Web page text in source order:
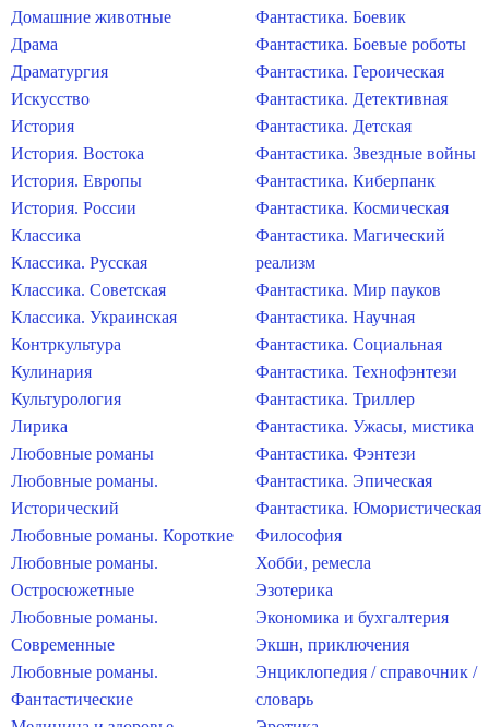
Домашние животные
Драма
Драматургия
Искусство
История
История. Востока
История. Европы
История. России
Классика
Классика. Русская
Классика. Советская
Классика. Украинская
Контркультура
Кулинария
Культурология
Лирика
Любовные романы
Любовные романы.
Исторический
Любовные романы. Короткие
Любовные романы.
Остросюжетные
Любовные романы.
Современные
Любовные романы.
Фантастические
Фантастика. Боевик
Фантастика. Боевые роботы
Фантастика. Героическая
Фантастика. Детективная
Фантастика. Детская
Фантастика. Звездные войны
Фантастика. Киберпанк
Фантастика. Космическая
Фантастика. Магический
реализм
Фантастика. Мир пауков
Фантастика. Научная
Фантастика. Социальная
Фантастика. Технофэнтези
Фантастика. Триллер
Фантастика. Ужасы, мистика
Фантастика. Фэнтези
Фантастика. Эпическая
Фантастика. Юмористическая
Философия
Хобби, ремесла
Эзотерика
Экономика и бухгалтерия
Экшн, приключения
Энциклопедия / справочник /
словарь